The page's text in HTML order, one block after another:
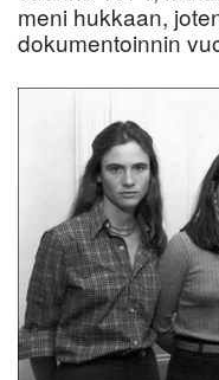
meni hukkaan,
dokumentoinnin